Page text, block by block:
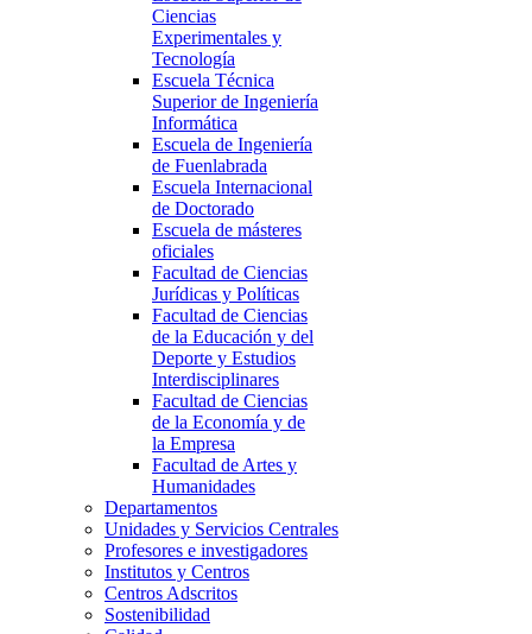
Ciencias
Experimentales y
Tecnología
Escuela Técnica
Superior de Ingeniería
Informática
Escuela de Ingeniería
de Fuenlabrada
Escuela Internacional
de Doctorado
Escuela de másteres
oficiales
Facultad de Ciencias
Jurídicas y Políticas
Facultad de Ciencias
de la Educación y del
Deporte y Estudios
Interdisciplinares
Facultad de Ciencias
de la Economía y de
la Empresa
Facultad de Artes y
Humanidades
Departamentos
Unidades y Servicios Centrales
Profesores e investigadores
Institutos y Centros
Centros Adscritos
Sostenibilidad